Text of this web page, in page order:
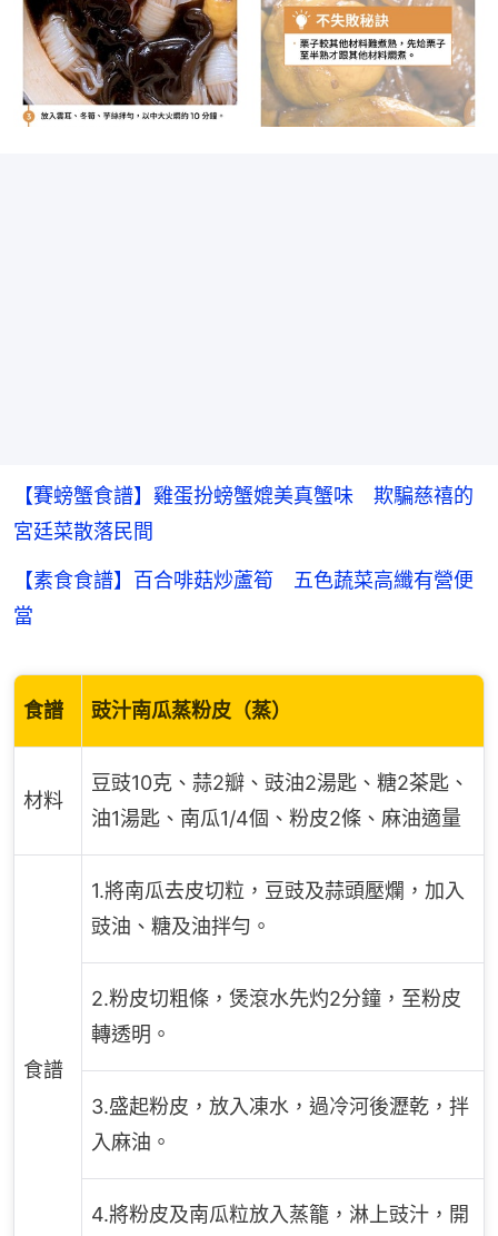
【賽螃蟹食譜】雞蛋扮螃蟹媲美真蟹味 欺騙慈禧的
宮廷菜散落民間
【素食食譜】百合啡菇炒蘆筍 五色蔬菜高纖有營便
當
食譜 豉汁南瓜蒸粉皮（蒸）
材料
豆豉10克、蒜2瓣、豉油2湯匙、糖2茶匙、
油1湯匙、南瓜1/4個、粉皮2條、麻油適量
食譜
1.將南瓜去皮切粒，豆豉及蒜頭壓爛，加入
豉油、糖及油拌勻。
2.粉皮切粗條，煲滾水先灼2分鐘，至粉皮
轉透明。
3.盛起粉皮，放入凍水，過冷河後瀝乾，拌
入麻油。
4.將粉皮及南瓜粒放入蒸籠，淋上豉汁，開